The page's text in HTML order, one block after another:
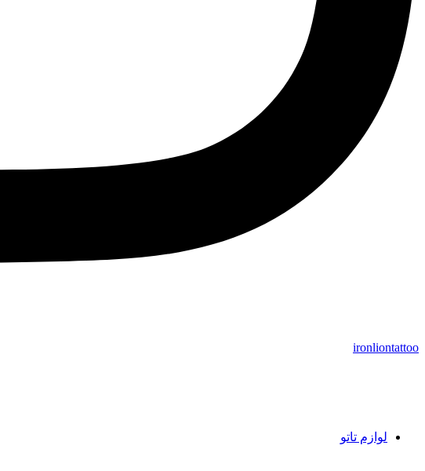
ironliontattoo
لوازم تاتو